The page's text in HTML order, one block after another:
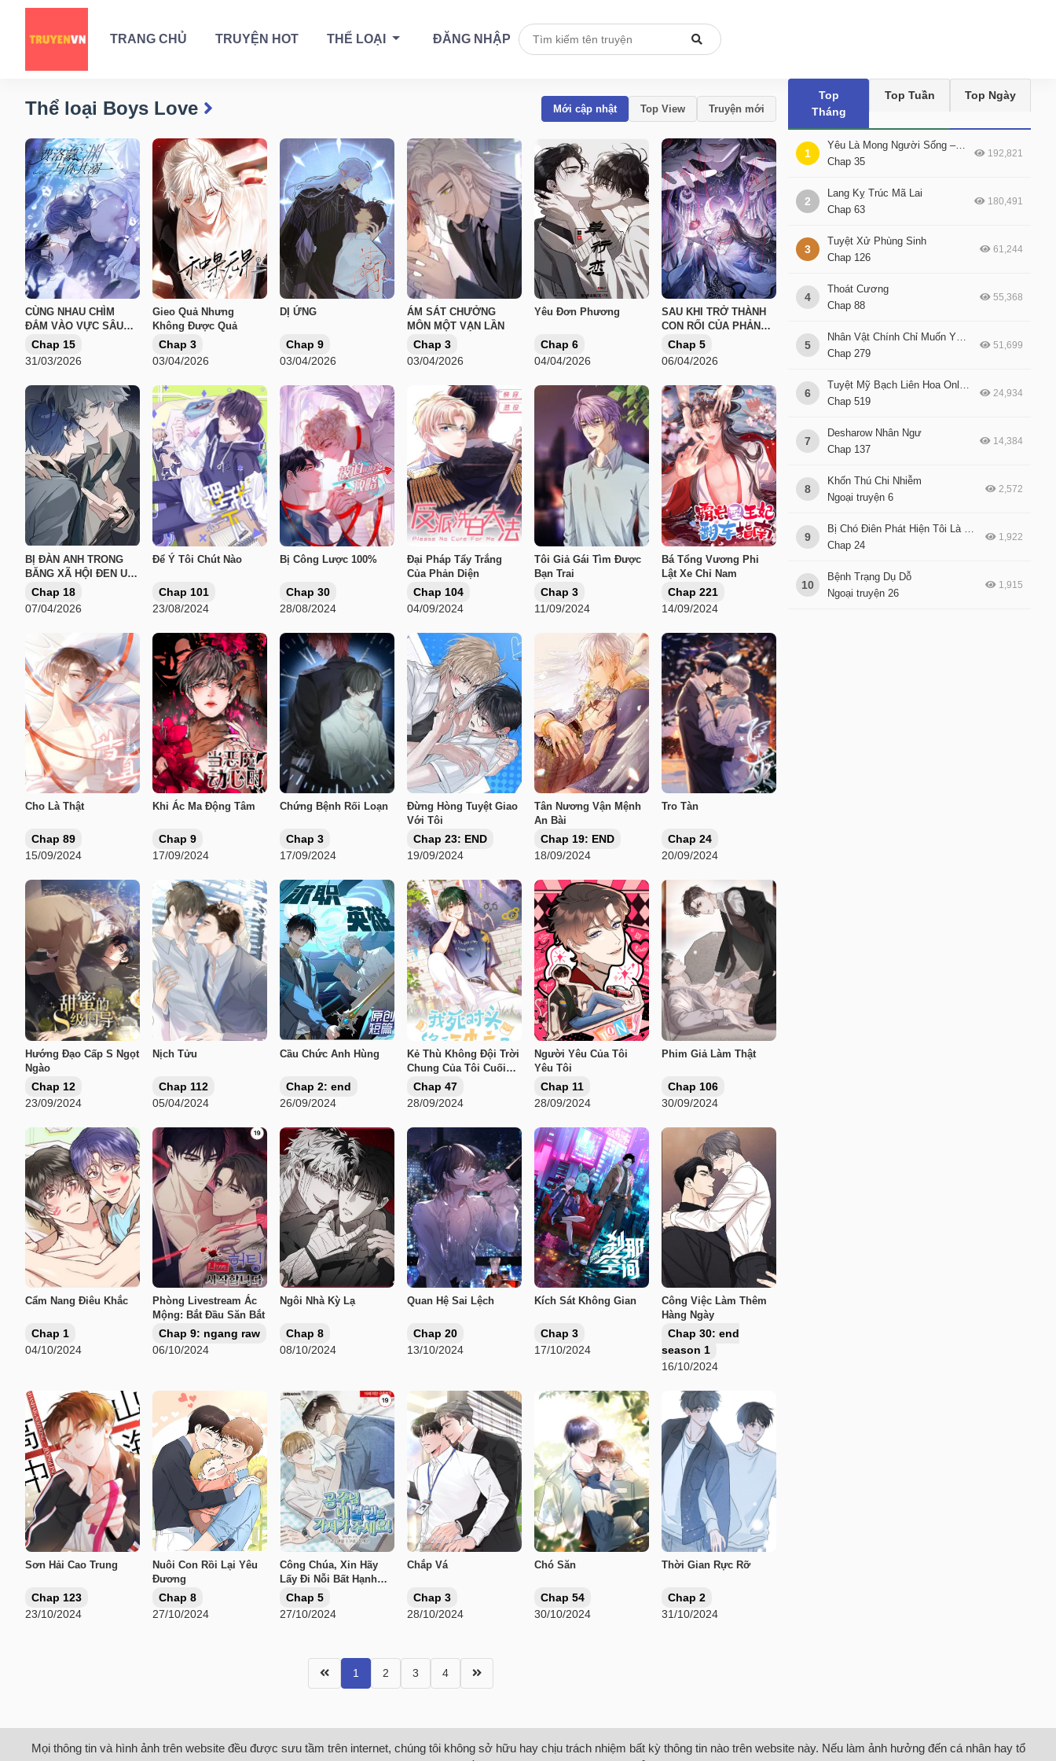
TRANG CHỦ TRUYỆN HOT THỂ LOẠI ĐĂNG NHẬP
Thể loại Boys Love Mới cập nhật Top View Truyện mới
CÙNG NHAU CHÌM
ĐẮM VÀO VỰC SÂU
PHEREMONE
Chap 15
31/03/2026
Gieo Quả Nhưng
Không Được Quả
Chap 3
03/04/2026
DỊ ỨNG
Chap 9
03/04/2026
ÁM SÁT CHƯỞNG
MÔN MỘT VẠN LẦN
Chap 3
03/04/2026
Yêu Đơn Phương
Chap 6
04/04/2026
SAU KHI TRỞ THÀNH
CON RỐI CỦA PHẢN
DIỆN
Chap 5
06/04/2026
BỊ ĐÀN ANH TRONG
BĂNG XÃ HỘI ĐEN UY
HIẾP RỒI
Chap 18
07/04/2026
Để Ý Tôi Chút Nào
Chap 101
23/08/2024
Bị Công Lược 100%
Chap 30
28/08/2024
Đại Pháp Tẩy Trắng
Của Phản Diện
Chap 104
04/09/2024
Tôi Giả Gái Tìm Được
Bạn Trai
Chap 3
11/09/2024
Bá Tổng Vương Phi
Lật Xe Chỉ Nam
Chap 221
14/09/2024
Cho Là Thật
Chap 89
15/09/2024
Khi Ác Ma Động Tâm
Chap 9
17/09/2024
Chứng Bệnh Rối Loạn
Chap 3
17/09/2024
Đừng Hòng Tuyệt Giao
Với Tôi
Chap 23: END
19/09/2024
Tân Nương Vận Mệnh
An Bài
Chap 19: END
18/09/2024
Tro Tàn
Chap 24
20/09/2024
Hướng Đạo Cấp S Ngọt
Ngào
Chap 12
23/09/2024
Nịch Tửu
Chap 112
05/04/2024
Cầu Chức Anh Hùng
Chap 2: end
26/09/2024
Kẻ Thù Không Đội Trời
Chung Của Tôi Cuối
Cùng Cũng Phá Sản
Chap 47
28/09/2024
Người Yêu Của Tôi
Yêu Tôi
Chap 11
28/09/2024
Phim Giả Làm Thật
Chap 106
30/09/2024
Cẩm Nang Điêu Khắc
Chap 1
04/10/2024
Phòng Livestream Ác
Mộng: Bắt Đầu Săn Bắt
Chap 9: ngang raw
06/10/2024
Ngôi Nhà Kỳ Lạ
Chap 8
08/10/2024
Quan Hệ Sai Lệch
Chap 20
13/10/2024
Kích Sát Không Gian
Chap 3
17/10/2024
Công Việc Làm Thêm
Hàng Ngày
Chap 30: end
season 1
16/10/2024
Sơn Hải Cao Trung
Chap 123
23/10/2024
Nuôi Con Rồi Lại Yêu
Đương
Chap 8
27/10/2024
Công Chúa, Xin Hãy
Lấy Đi Nỗi Bất Hạnh
Của Tôi
Chap 5
27/10/2024
Chắp Vá
Chap 3
28/10/2024
Chó Săn
Chap 54
30/10/2024
Thời Gian Rực Rỡ
Chap 2
31/10/2024
1 2 3 4
Top
Tháng
Top Tuần Top Ngày
1
Yêu Là Mong Người Sống – [Hệ Thống Giết Vợ]
Chap 35
192,821
2
Lang Kỵ Trúc Mã Lai
Chap 63
180,491
3
Tuyệt Xử Phùng Sinh
Chap 126
61,244
4
Thoát Cương
Chap 88
55,368
5
Nhân Vật Chính Chỉ Muốn Yêu Đương
Chap 279
51,699
6
Tuyệt Mỹ Bạch Liên Hoa Online Dạy Học
Chap 519
24,934
7
Desharow Nhân Ngư
Chap 137
14,384
8
Khốn Thú Chi Nhiễm
Ngoại truyện 6
2,572
9
Bị Chó Điên Phát Hiện Tôi Là Đồng Loại
Chap 24
1,922
10
Bệnh Trạng Dụ Dỗ
Ngoại truyện 26
1,915
Mọi thông tin và hình ảnh trên website đều được sưu tầm trên internet, chúng tôi không sở hữu hay chịu trách nhiệm bất kỳ thông tin nào trên website này. Nếu làm ảnh hưởng đến cá nhân hay tổ